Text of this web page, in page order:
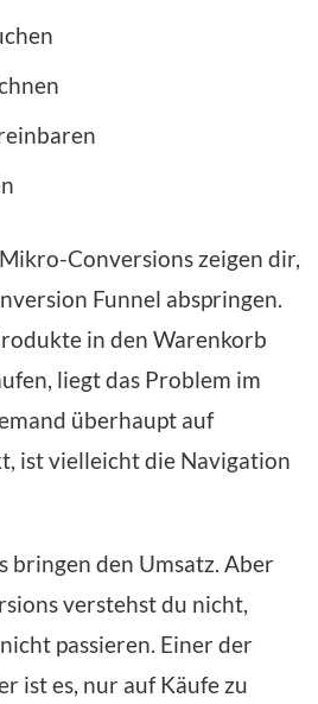
Conversions zeigen dir,
Funnel abspringen.
in den Warenkorb
liegt das Problem im
überhaupt auf
ist vielleicht die Navigation
bringen den Umsatz. Aber
verstehst du nicht,
passieren. Einer der
ist es, nur auf Käufe zu